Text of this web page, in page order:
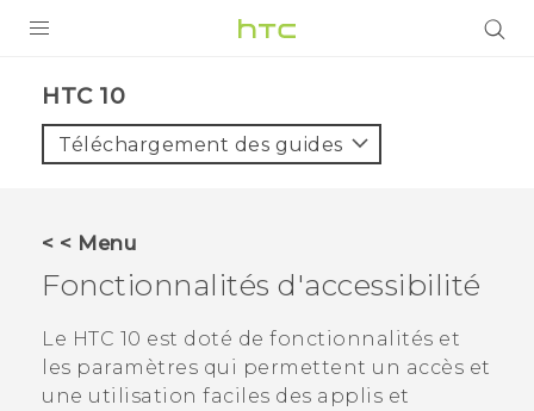
VIVE
ASSISTANCE
HTC 10‎
Téléchargement des guides
< < Menu
Fonctionnalités d'accessibilité
Le HTC 10 est doté de fonctionnalités et
les paramètres qui permettent un accès et
une utilisation faciles des applis et